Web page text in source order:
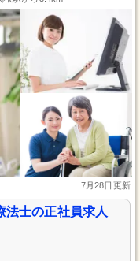
7月28日更新
法士の正社員求人